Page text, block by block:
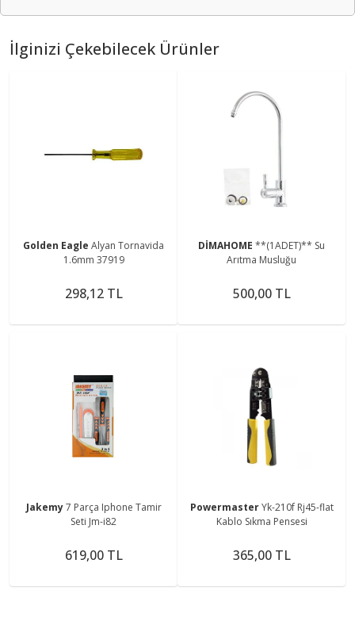
İlginizi Çekebilecek Ürünler
Golden Eagle Alyan Tornavida
1.6mm 37919
298,12 TL
DİMAHOME **(1ADET)** Su
Arıtma Musluğu
500,00 TL
Jakemy7 Parça Iphone Tamir
Seti Jm-i82
619,00 TL
PowermasterYk-210f Rj45-flat
Kablo Sıkma Pensesi
365,00 TL